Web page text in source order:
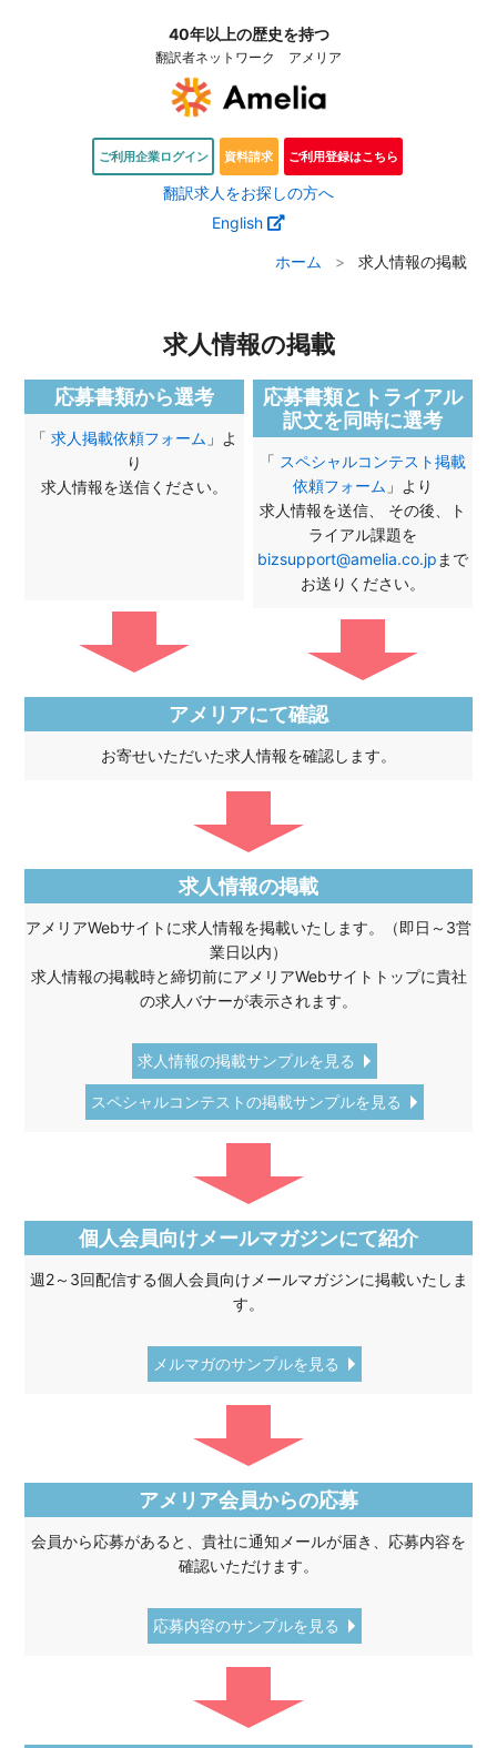
40年以上の歴史を持つ
翻訳者ネットワーク アメリア
ご利用企業ログイン 資料請求 ご利用登録はこちら
翻訳求人をお探しの方へ
English
ホーム 求人情報の掲載
求人情報の掲載
応募書類から選考
「 求人掲載依頼フォーム 」よ
り
求人情報を送信ください。
応募書類とトライアル
訳文を同時に選考
「 スペシャルコンテスト掲載
依頼フォーム 」より
求人情報を送信、 その後、ト
ライアル課題を
bizsupport@amelia.co.jp まで
お送りください。
アメリアにて確認
お寄せいただいた求人情報を確認します。
求人情報の掲載
アメリアWebサイトに求人情報を掲載いたします。（即日～3営
業日以内）
求人情報の掲載時と締切前にアメリアWebサイトトップに貴社
の求人バナーが表示されます。
求人情報の掲載サンプルを見る
スペシャルコンテストの掲載サンプルを見る
個人会員向けメールマガジンにて紹介
週2～3回配信する個人会員向けメールマガジンに掲載いたしま
す。
メルマガのサンプルを見る
アメリア会員からの応募
会員から応募があると、貴社に通知メールが届き、応募内容を
確認いただけます。
応募内容のサンプルを見る